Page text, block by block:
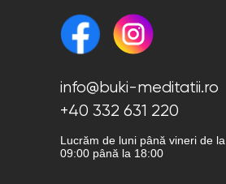
info@buki-meditatii.ro
+40 332 631 220
Lucrăm de luni până vineri de la
09:00 până la 18:00